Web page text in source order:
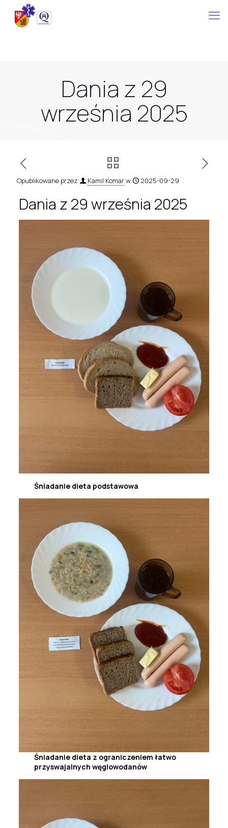
Dania z 29
września 2025
Opublikowane przez Kamil Komarw 2025-09-29
Dania z 29 września 2025
Śniadanie dieta podstawowa
Śniadanie dieta z ograniczeniem łatwo
przyswajalnych węglowodanów